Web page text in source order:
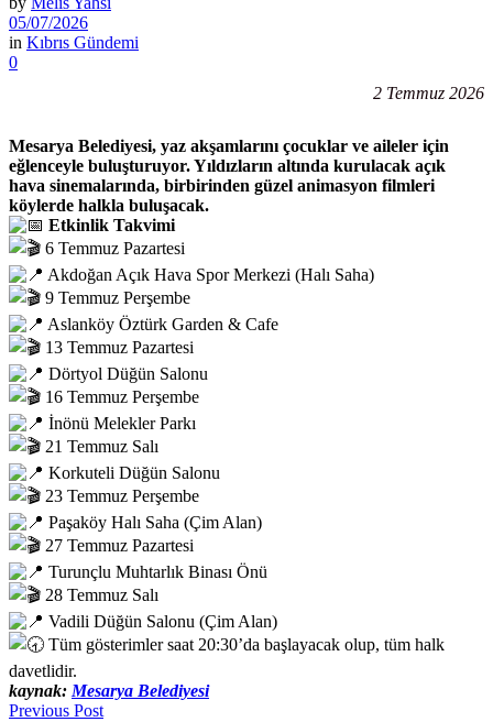
05/07/2026
in Kıbrıs Gündemi
0
2 Temmuz 2026
Mesarya Belediyesi, yaz akşamlarını çocuklar ve aileler için
eğlenceyle buluşturuyor. Yıldızların altında kurulacak açık
hava sinemalarında, birbirinden güzel animasyon filmleri
köylerde halkla buluşacak.
Etkinlik Takvimi
6 Temmuz Pazartesi
Akdoğan Açık Hava Spor Merkezi (Halı Saha)
9 Temmuz Perşembe
Aslanköy Öztürk Garden & Cafe
13 Temmuz Pazartesi
Dörtyol Düğün Salonu
16 Temmuz Perşembe
İnönü Melekler Parkı
21 Temmuz Salı
Korkuteli Düğün Salonu
23 Temmuz Perşembe
Paşaköy Halı Saha (Çim Alan)
27 Temmuz Pazartesi
Turunçlu Muhtarlık Binası Önü
28 Temmuz Salı
Vadili Düğün Salonu (Çim Alan)
Tüm gösterimler saat 20:30’da başlayacak olup, tüm halk
davetlidir.
kaynak: Mesarya Belediyesi
Previous Post